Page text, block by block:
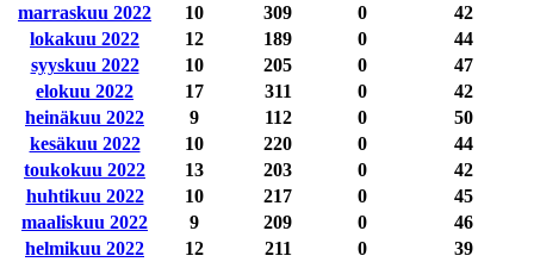
marraskuu 2022
10 309 0
42
lokakuu 2022
12 189 0
44
syyskuu 2022
10 205 0
47
elokuu 2022
17 311 0
42
heinäkuu 2022
9 112 0
50
kesäkuu 2022
10 220 0
44
toukokuu 2022
13 203 0
42
huhtikuu 2022
10 217 0
45
maaliskuu 2022
9 209 0
46
helmikuu 2022
12 211 0
39